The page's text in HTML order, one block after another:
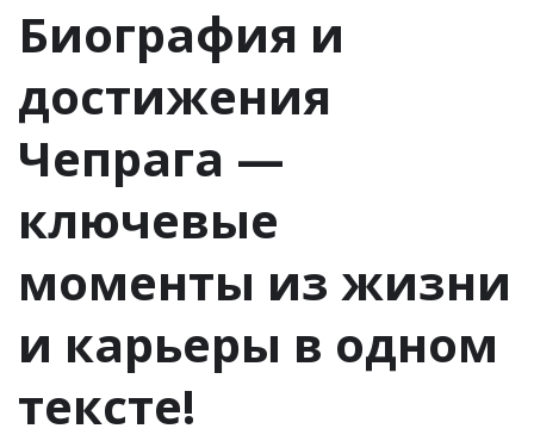
Биография и
достижения
Чепрага —
ключевые
моменты из жизни
и карьеры в одном
тексте!